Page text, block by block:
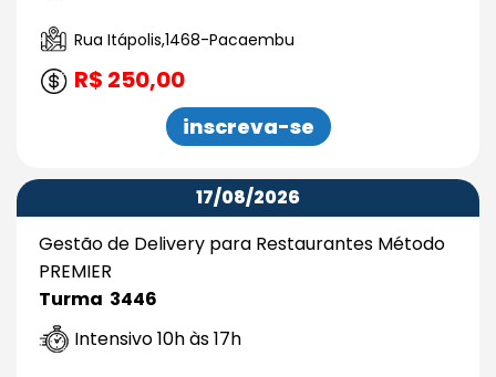
Rua Itápolis,1468-Pacaembu
R$ 250,00
inscreva-se
17/08/2026
Gestão de Delivery para Restaurantes Método
PREMIER
Turma 3446
Intensivo 10h às 17h